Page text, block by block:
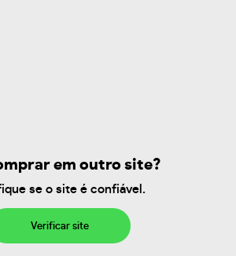
em outro site?
se o site é confiável.
Verificar site